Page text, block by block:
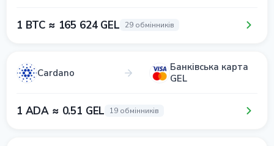
1 BTC ≈ 165 624 GEL 29 обмінників
Cardano
Банківська карта
GEL
1 ADA ≈ 0.51 GEL 19 обмінників